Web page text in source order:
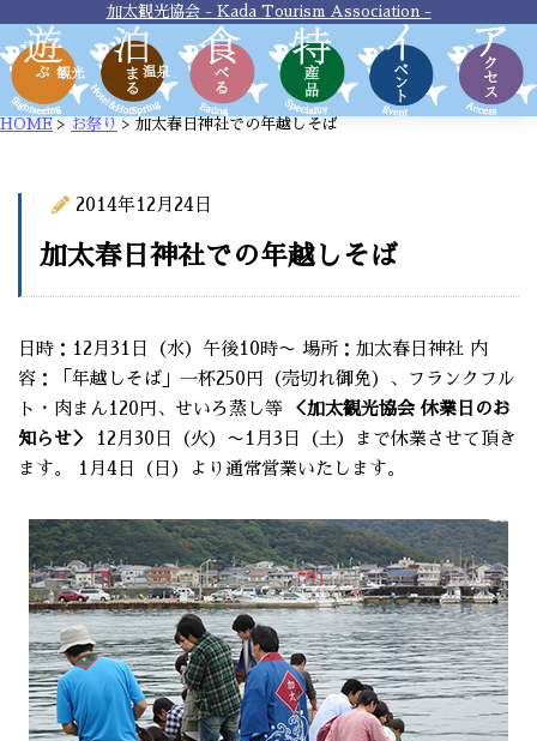
加太観光協会 - Kada Tourism Association -
HOME > お祭り > 加太春日神社での年越しそば
2014年12月24日
加太春日神社での年越しそば
日時：12月31日（水）午後10時〜 場所：加太春日神社 内
容：「年越しそば」一杯250円（売切れ御免）、フランクフル
ト・肉まん120円、せいろ蒸し等
＜加太観光協会 休業日のお
知らせ＞
12月30日（火）〜1月3日（土）まで休業させて頂き
ます。 1月4日（日）より通常営業いたします。